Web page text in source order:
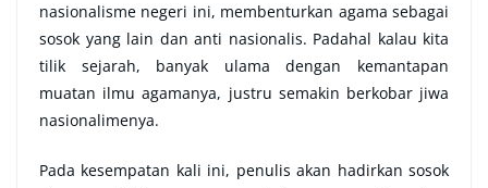
nasionalisme negeri ini, membenturkan agama sebagai
sosok yang lain dan anti nasionalis. Padahal kalau kita
tilik sejarah, banyak ulama dengan kemantapan
muatan ilmu agamanya, justru semakin berkobar jiwa
nasionalimenya.
Pada kesempatan kali ini, penulis akan hadirkan sosok